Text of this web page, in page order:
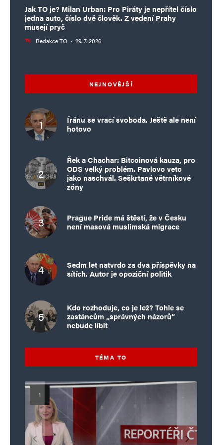
Jak TO je? Milan Urban: Pro Piráty je nepřítel číslo
jedna auto, číslo dvě člověk. Z vedení Prahy
musejí pryč
Redakce TO · 29. 7. 2026
NEJNOVĚJŠÍ
Íránu se vrací svoboda. Ještě ale není
hotovo
Řek a Chachar: Bitcoinová kauza, pro
ODS velký problém. Pavlovo veto
jako naschvál. Seškrtané větrníkové
zóny
Prague Pride má štěstí, že v Česku
není masová muslimská migrace
Sedm let natvrdo za dva příspěvky na
sítích. Autor je opoziční politik
Kdo rozhoduje, co je lež? Tohle se
zastáncům „správných názorů“
nebude líbit
TÉMA TO
Islamistický teror v EU, 6. díl:
Mýty o Václavu Klausovi:
Vymíráme a politici lžou: